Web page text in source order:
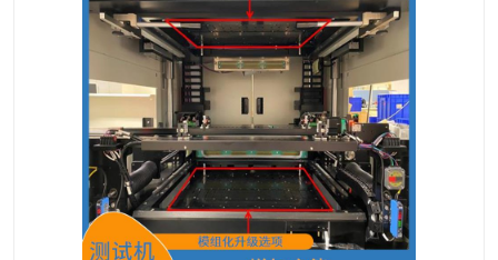
TX 全自动高速贴片机